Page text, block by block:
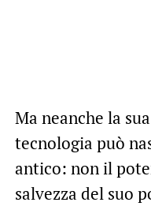
Ma neanche la
tecnologia può
antico: non il
salvezza del suo